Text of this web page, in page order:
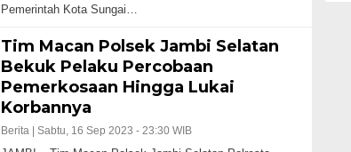
Pemerintah Kota Sungai…
Tim Macan Polsek Jambi Selatan
Bekuk Pelaku Percobaan
Pemerkosaan Hingga Lukai
Korbannya
Berita | Sabtu, 16 Sep 2023 - 23:30 WIB